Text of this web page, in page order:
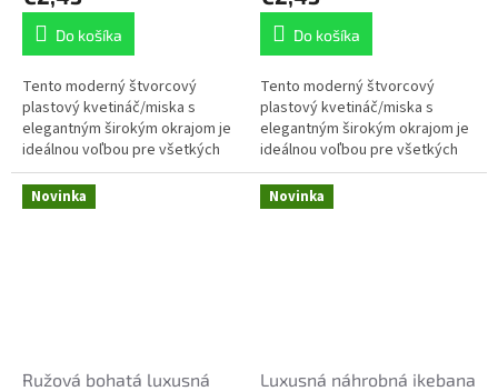
Do košíka
Tento moderný štvorcový
plastový kvetináč/miska s
elegantným širokým okrajom je
ideálnou voľbou pre všetkých
floristov aj kreatívnych
nadšencov. Vďaka svojmu
čistému,...
Do košíka
Tento moderný štvorcový
plastový kvetináč/miska s
elegantným širokým okrajom je
ideálnou voľbou pre všetkých
floristov aj kreatívnych
nadšencov. Vďaka svojmu
čistému,...
Novinka
Ružová bohatá luxusná
Novinka
Luxusná náhrobná ikebana